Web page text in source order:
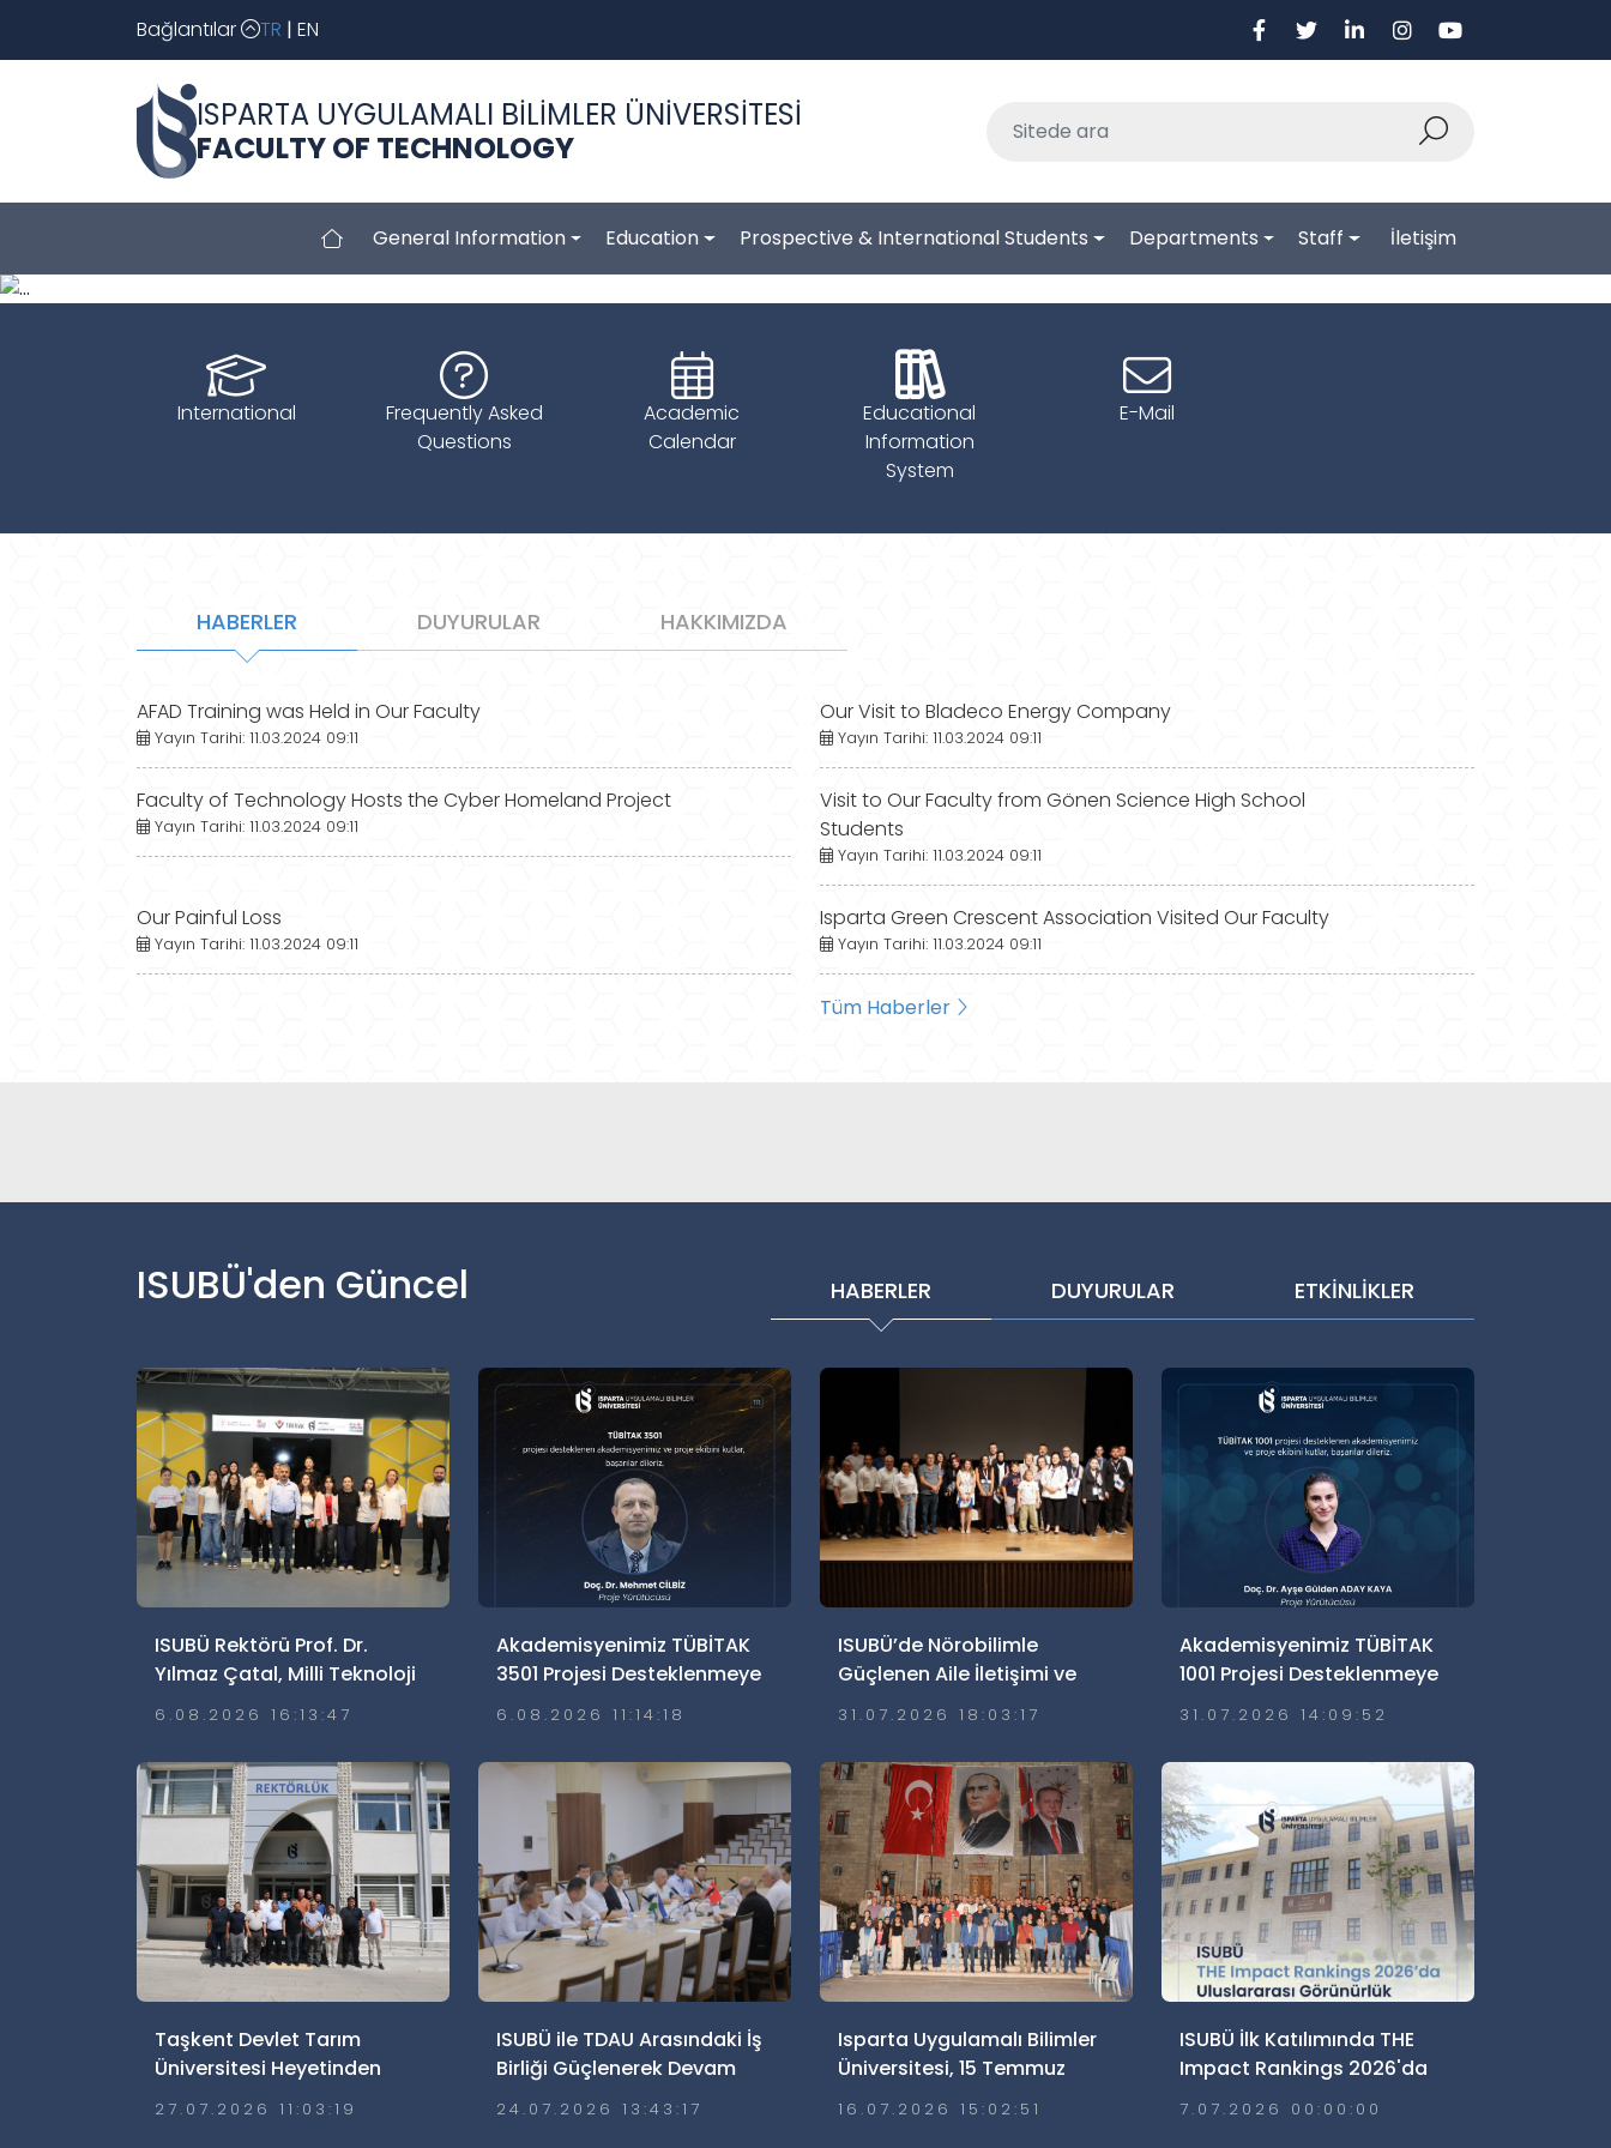
Bağlantılar TR | EN
ISPARTA UYGULAMALI BİLİMLER ÜNİVERSİTESİ
FACULTY OF TECHNOLOGY
General Information Education Prospective & International Students Departments Staff İletişim
Geri İleri
International
Frequently Asked
Questions
Academic
Calendar
Educational
Information
System
E-Mail
HABERLER DUYURULAR HAKKIMIZDA
AFAD Training was Held in Our Faculty
Yayın Tarihi: 11.03.2024 09:11
Our Visit to Bladeco Energy Company
Yayın Tarihi: 11.03.2024 09:11
Faculty of Technology Hosts the Cyber Homeland Project
Yayın Tarihi: 11.03.2024 09:11
Visit to Our Faculty from Gönen Science High School
Students
Yayın Tarihi: 11.03.2024 09:11
Our Painful Loss
Yayın Tarihi: 11.03.2024 09:11
Isparta Green Crescent Association Visited Our Faculty
Yayın Tarihi: 11.03.2024 09:11
Tüm Haberler
ISUBÜ'den Güncel HABERLER DUYURULAR ETKİNLİKLER
ISUBÜ Rektörü Prof. Dr.
Yılmaz Çatal, Milli Teknoloji
Atölyeleri Lise Yaz Okulu
6.08.2026 16:13:47
Akademisyenimiz TÜBİTAK
3501 Projesi Desteklenmeye
Hak Kazandı
6.08.2026 11:14:18
ISUBÜ’de Nörobilimle
Güçlenen Aile İletişimi ve
Ailelerde Güvenli
Gerçekleştirildi
31.07.2026 18:03:17
Akademisyenimiz TÜBİTAK
1001 Projesi Desteklenmeye
Hak Kazandı
31.07.2026 14:09:52
Taşkent Devlet Tarım
Üniversitesi Heyetinden
Üniversitemize Ziyaret
27.07.2026 11:03:19
ISUBÜ ile TDAU Arasındaki İş
Birliği Güçlenerek Devam
Ediyor
24.07.2026 13:43:17
Isparta Uygulamalı Bilimler
Üniversitesi, 15 Temmuz
Demokrasi ve Millî Birlik
16.07.2026 15:02:51
ISUBÜ İlk Katılımında THE
Impact Rankings 2026'da
Uluslararası Görünürlük Elde
7.07.2026 00:00:00